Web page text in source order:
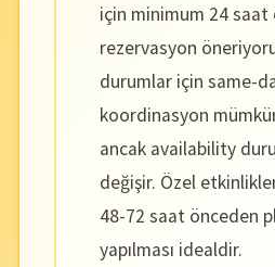
için minimum 24 saat
rezervasyon
durumlar için same-
koordinasyon
ancak availability
değişir. Özel
48-72 saat önceden
yapılması idealdir.